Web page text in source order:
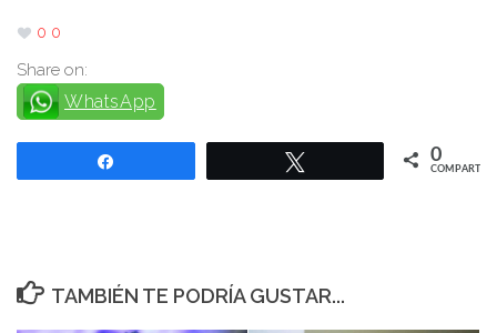
0 0
Share on:
WhatsApp
0
COMPARTIR
TAMBIÉN TE PODRÍA GUSTAR...